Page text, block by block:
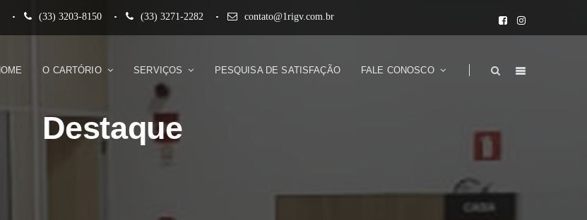
(33) 3203-8150 (33) 3271-2282 contato@1rigv.com.br
O CARTÓRIO SERVIÇOS PESQUISA DE SATISFAÇÃO FALE CONOSCO
Destaque